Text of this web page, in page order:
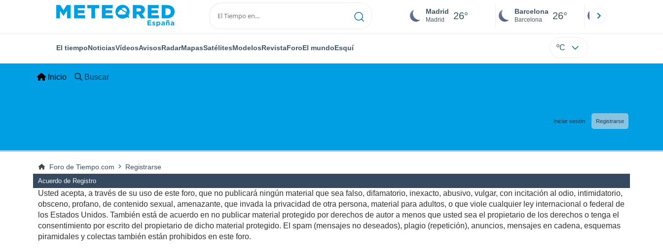
Madrid
Madrid 26° Barcelona
Barcelona 26°
El tiempoNoticiasVídeosAvisosRadarMapasSatélitesModelosRevistaForoEl mundoEsquí ºC
Inicio Buscar
Iniciar sesión Registrarse
Foro de Tiempo.com Registrarse
Acuerdo de Registro
Usted acepta, a través de su uso de este foro, que no publicará ningún material que sea falso, difamatorio, inexacto, abusivo, vulgar, con incitación al odio, intimidatorio,
obsceno, profano, de contenido sexual, amenazante, que invada la privacidad de otra persona, material para adultos, o que viole cualquier ley internacional o federal de
los Estados Unidos. También está de acuerdo en no publicar material protegido por derechos de autor a menos que usted sea el propietario de los derechos o tenga el
consentimiento por escrito del propietario de dicho material protegido. El spam (mensajes no deseados), plagio (repetición), anuncios, mensajes en cadena, esquemas
piramidales y colectas también están prohibidos en este foro.